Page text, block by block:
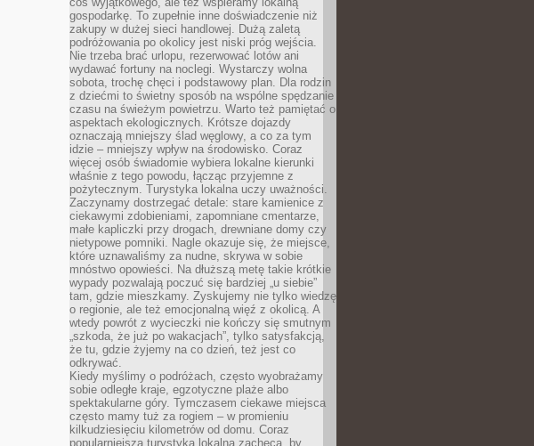
gospodarkę. To zupełnie inne doświadczenie niż
zakupy w dużej sieci handlowej. Dużą zaletą
podróżowania po okolicy jest niski próg wejścia.
Nie trzeba brać urlopu, rezerwować lotów ani
wydawać fortuny na noclegi. Wystarczy wolna
sobota, trochę chęci i podstawowy plan. Dla rodzin
z dziećmi to świetny sposób na wspólne spędzanie
czasu na świeżym powietrzu. Warto też pamiętać o
aspektach ekologicznych. Krótsze dojazdy
oznaczają mniejszy ślad węglowy, a co za tym
idzie – mniejszy wpływ na środowisko. Coraz
więcej osób świadomie wybiera lokalne kierunki
właśnie z tego powodu, łącząc przyjemne z
pożytecznym. Turystyka lokalna uczy uważności.
Zaczynamy dostrzegać detale: stare kamienice z
ciekawymi zdobieniami, zapomniane cmentarze,
małe kapliczki przy drogach, drewniane domy czy
nietypowe pomniki. Nagle okazuje się, że miejsce,
które uznawaliśmy za nudne, skrywa w sobie
mnóstwo opowieści. Na dłuższą metę takie krótkie
wypady pozwalają poczuć się bardziej „u siebie”
tam, gdzie mieszkamy. Zyskujemy nie tylko wiedzę
o regionie, ale też emocjonalną więź z okolicą. A
wtedy powrót z wycieczki nie kończy się smutnym
„szkoda, że już po wakacjach”, tylko satysfakcją,
że tu, gdzie żyjemy na co dzień, też jest co
odkrywać.
Kiedy myślimy o podróżach, często wyobrażamy
sobie odległe kraje, egzotyczne plaże albo
spektakularne góry. Tymczasem ciekawe miejsca
często mamy tuż za rogiem – w promieniu
kilkudziesięciu kilometrów od domu. Coraz
popularniejsza turystyka lokalna zachęca, by